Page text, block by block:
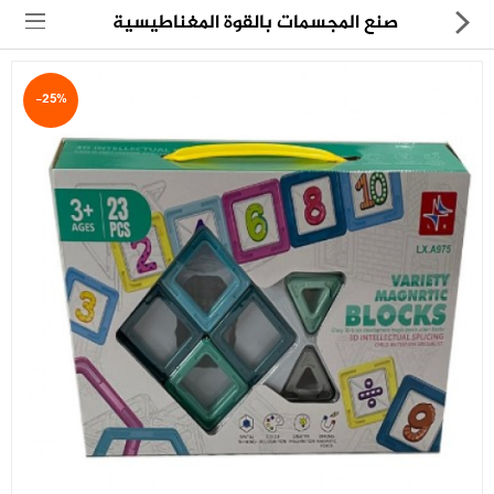
مجموعة
العروض
الكترونيات
المنزل
العناية الشخصية
صنع المجسمات بالقوة المغناطيسية
-25%